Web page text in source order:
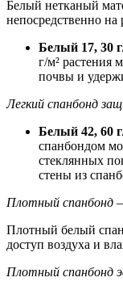
Белый нетканый
непосредственно на
Белый 17, 30
г/м² растения
почвы и
Легкий спанбонд
Белый 42, 60
спанбондом
стеклянных
стены из
Плотный спанбонд
Плотный белый
доступ воздуха и
Плотный спанбонд